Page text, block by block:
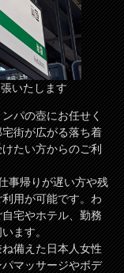
いたします
パの壺にお任せく
街が広がる落ち着
たい方からのご利
事帰りが遅い方や残
用が可能です。わ
宅やホテル、勤務
ます。
備えた日本人女性
マッサージやボデ